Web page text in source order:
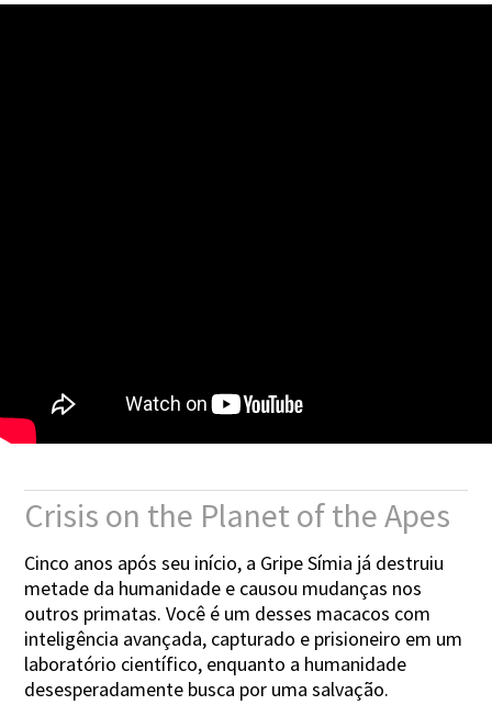
Crisis on the Planet of the Apes
Cinco anos após seu início, a Gripe Símia já destruiu
metade da humanidade e causou mudanças nos
outros primatas. Você é um desses macacos com
inteligência avançada, capturado e prisioneiro em um
laboratório científico, enquanto a humanidade
desesperadamente busca por uma salvação.